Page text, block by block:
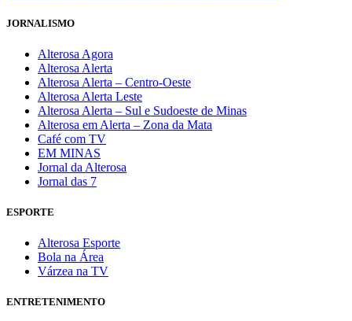
JORNALISMO
Alterosa Agora
Alterosa Alerta
Alterosa Alerta – Centro-Oeste
Alterosa Alerta Leste
Alterosa Alerta – Sul e Sudoeste de Minas
Alterosa em Alerta – Zona da Mata
Café com TV
EM MINAS
Jornal da Alterosa
Jornal das 7
ESPORTE
Alterosa Esporte
Bola na Área
Várzea na TV
ENTRETENIMENTO